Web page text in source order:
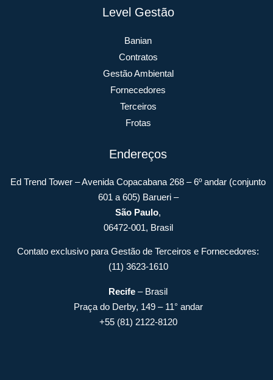
Level Gestão
Banian
Contratos
Gestão Ambiental
Fornecedores
Terceiros
Frotas
Endereços
Ed Trend Tower – Avenida Copacabana 268 – 6º andar (conjunto
601 a 605) Barueri –
São Paulo,
06472-001, Brasil
Contato exclusivo para Gestão de Terceiros e Fornecedores:
(11) 3623-1610
Recife – Brasil
Praça do Derby, 149 – 11° andar
+55 (81) 2122-8120